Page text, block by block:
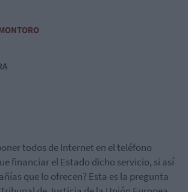
todos de Internet en el teléfono
financiar el Estado dicho servicio, si así
que lo ofrecen? Esta es la pregunta